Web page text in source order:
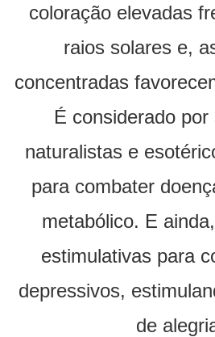
coloração elevadas
raios solares e,
concentradas
É considerado
naturalistas e
para combater
metabólico. E
estimulativas para
depressivos,
de